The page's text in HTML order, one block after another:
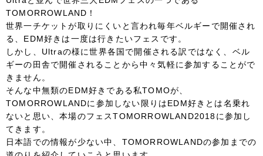
TOMORROWLAND！
世界一チケットが取りにくいと言われ毎年ベルギーで開催され
る、EDM好きは一度は行きたいフェスです。
しかし、Ultraの様に世界各国で開催される訳ではなく、ベル
ギーの田舎で開催されることから中々気軽に参加することがで
きません。
そんな中無類のEDM好きである私TOMOが、
TOMORROWLANDに参加しない限りはEDM好きとは名乗れ
ないと思い、本場のフェスTOMORROWLAND2018に参加し
てきます。
日本語での情報が少ない中、TOMORROWLANDの参加までの